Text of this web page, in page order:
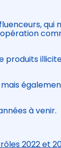
qui
opération
produits
à venir.
2022 et